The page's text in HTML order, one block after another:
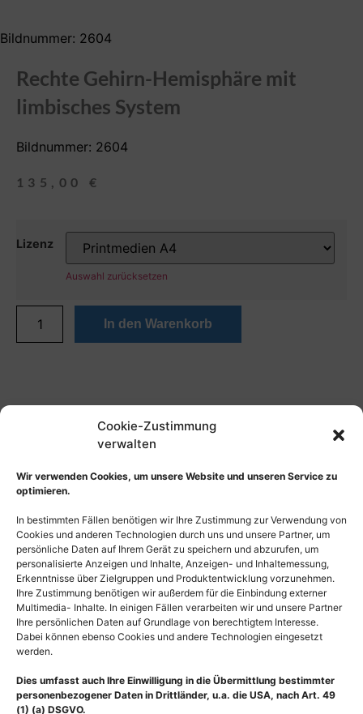
Cookie-Zustimmung
verwalten
Wir verwenden Cookies, um unsere Website und unseren Service zu
optimieren.
In bestimmten Fällen benötigen wir Ihre Zustimmung zur Verwendung von
Cookies und anderen Technologien durch uns und unsere Partner, um
persönliche Daten auf Ihrem Gerät zu speichern und abzurufen, um
personalisierte Anzeigen und Inhalte, Anzeigen- und Inhaltemessung,
Erkenntnisse über Zielgruppen und Produktentwicklung vorzunehmen.
Ihre Zustimmung benötigen wir außerdem für die Einbindung externer
Multimedia- Inhalte. In einigen Fällen verarbeiten wir und unsere Partner
Ihre persönlichen Daten auf Grundlage von berechtigtem Interesse.
Dabei können ebenso Cookies und andere Technologien eingesetzt
werden.
Dies umfasst auch Ihre Einwilligung in die Übermittlung bestimmter
personenbezogener Daten in Drittländer, u.a. die USA, nach Art. 49
(1) (a) DSGVO.
Bildnummer: 2604
Rechte Gehirn-Hemisphäre mit
limbisches System
Bildnummer: 2604
135,00 €
Lizenz
Auswahl zurücksetzen
In den Warenkorb